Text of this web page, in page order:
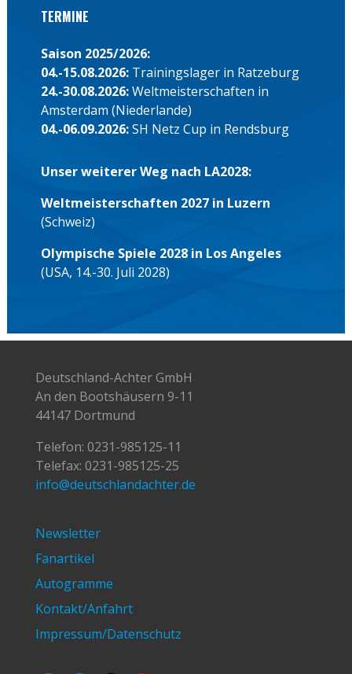
TERMINE
Saison 2025/2026:
04.-15.08.2026: Trainingslager in Ratzeburg
24.-30.08.2026:Weltmeisterschaften in
Amsterdam (Niederlande)
04.-06.09.2026:SH Netz Cup in Rendsburg
Unser weiterer Weg nach LA2028:
Weltmeisterschaften 2027 in Luzern
(Schweiz)
Olympische Spiele 2028 in Los Angeles
(USA, 14.-30. Juli 2028)
Deutschland-Achter GmbH
An den Bootshäusern 9-11
44147 Dortmund
Telefon: 0231-985125-11
Telefax: 0231-985125-25
info@deutschlandachter.de
Newsletter
Fanartikel
Autogramme
Kontakt/Anfahrt
Impressum/Datenschutz